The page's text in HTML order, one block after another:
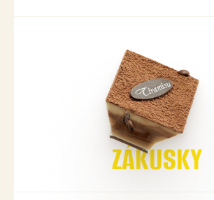
ZÁKUSKY